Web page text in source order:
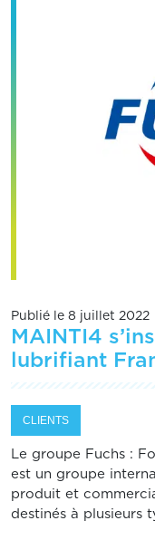
Publié le 8 juillet 2022
MAINTI4
lubrifiant
CLIENTS
Le groupe Fuchs :
est un groupe
produit et
destinés à plusieurs